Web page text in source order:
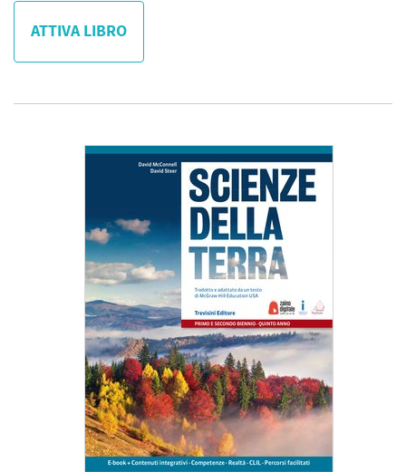
ATTIVA LIBRO